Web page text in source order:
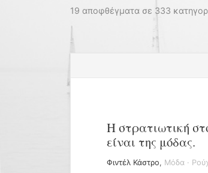
19 αποφθέγματα σε 333
Η στρατιωτική
είναι της μόδας.
Φιντέλ Κάστρο, Μόδα ·